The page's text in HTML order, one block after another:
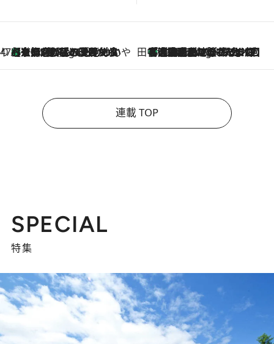
47都道府県の手みやげ ひんやりスイーツで夏を満喫
4 Hours Ago
【京都府】この夏絶対食べたい 冷やしておいしいおやつ3選 ひと口目から心を掴む新緑のテリーヌ 田中稲の勝手に再ブーム
9 Hours Ago
「湘南乃風に憧れて」観客大盛上がりの“タオル回し”に、ラッパー顔負けの高速歌唱まで…さだまさし（74）のアグレッシブすぎる現在地
連載 TOP
SPECIAL
特集